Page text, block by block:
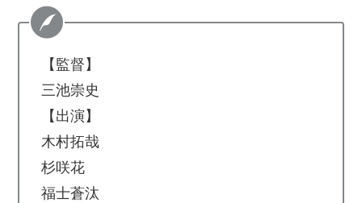
【監督】
三池崇史
【出演】
木村拓哉
杉咲花
福士蒼汰